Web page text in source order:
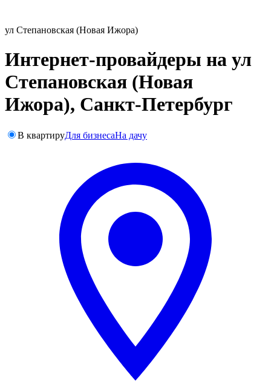
ул Степановская (Новая Ижора)
Интернет-провайдеры на ул
Степановская (Новая
Ижора), Санкт-Петербург
В квартируДля бизнесаНа дачу